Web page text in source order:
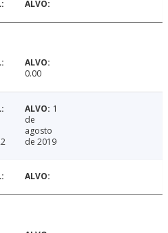
0.00
1
de
agosto
de 2019